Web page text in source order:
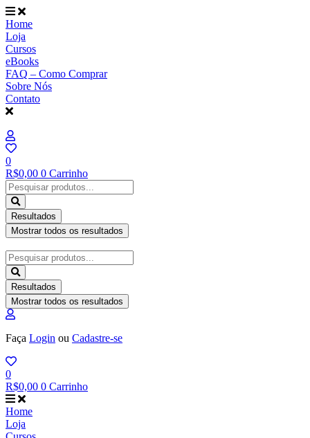
Ir
para
o
conteúdo
Home
Loja
Cursos
eBooks
FAQ – Como Comprar
Sobre Nós
Contato
0
R$0,00 0 Carrinho
Pesquisar
...
Resultados
Mostrar todos os resultados
Pesquisar
...
Resultados
Mostrar todos os resultados
Faça Login ou Cadastre-se
0
R$0,00 0 Carrinho
Home
Loja